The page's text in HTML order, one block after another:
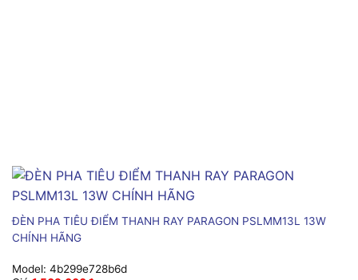
ĐÈN PHA TIÊU ĐIỂM THANH RAY PARAGON PSLMM13L 13W
CHÍNH HÃNG
Model: 4b299e728b6d